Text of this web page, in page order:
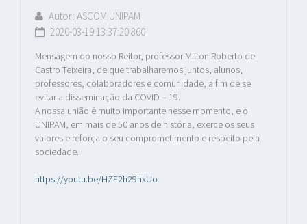
Autor: ASCOM UNIPAM
2020-03-19 13:37:20.860
Mensagem do nosso Reitor, professor Milton Roberto de
Castro Teixeira, de que trabalharemos juntos, alunos,
professores, colaboradores e comunidade, a fim de se
evitar a disseminação da COVID – 19.
A nossa união é muito importante nesse momento, e o
UNIPAM, em mais de 50 anos de história, exerce os seus
valores e reforça o seu comprometimento e respeito pela
sociedade.
https://youtu.be/HZF2h29hxUo